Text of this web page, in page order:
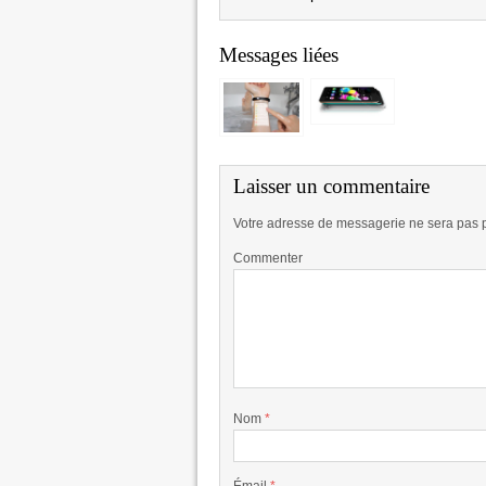
Messages liées
Laisser un commentaire
Votre adresse de messagerie ne sera pas
Commenter
Nom *